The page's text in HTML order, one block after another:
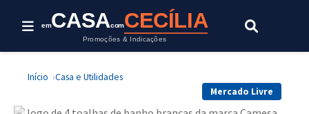
emCASAcomCECÍLIA
Promoções & Indicações
Início
Casa e Utilidades
Mercado Livre
Esta oferta foi encerrada.